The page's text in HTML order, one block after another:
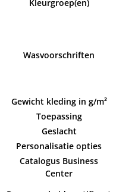
Kleurgroep(en)
Wasvoorschriften
Gewicht kleding in g/m²
Toepassing
Geslacht
Personalisatie opties
Catalogus Business
Center